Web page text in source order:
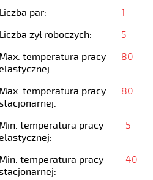
Liczba par:
1
Liczba żył roboczych:
5
Max. temperatura pracy
80
Max. temperatura pracy
80
Min. temperatura pracy
-5
Min. temperatura pracy
-40